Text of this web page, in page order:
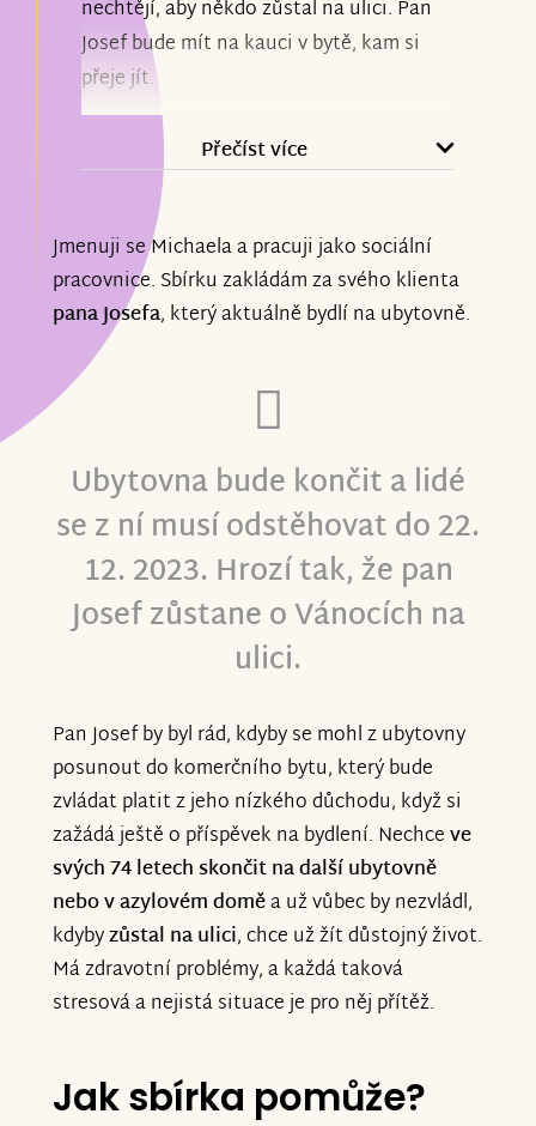
nechtějí, aby někdo zůstal na ulici. Pan
Josef bude mít na kauci v bytě, kam si
přeje jít.
Za pana Josefa děkuji a přeji všem krásné
a pohodové Vánoční svátky.
Přečíst více
Jmenuji se Michaela a pracuji jako sociální
pracovnice. Sbírku zakládám za svého klienta
pana Josefa, který aktuálně bydlí na ubytovně.
Ubytovna bude končit a lidé
se z ní musí odstěhovat do 22.
12. 2023. Hrozí tak, že pan
Josef zůstane o Vánocích na
ulici.
Pan Josef by byl rád, kdyby se mohl z ubytovny
posunout do komerčního bytu, který bude
zvládat platit z jeho nízkého důchodu, když si
zažádá ještě o příspěvek na bydlení. Nechceve
svých 74 letech skončit na další ubytovně
nebo v azylovém doměa už vůbec by nezvládl,
kdybyzůstal na ulici, chce už žít důstojný život.
Má zdravotní problémy, a každá taková
stresová a nejistá situace je pro něj přítěž.
Jak sbírka pomůže?